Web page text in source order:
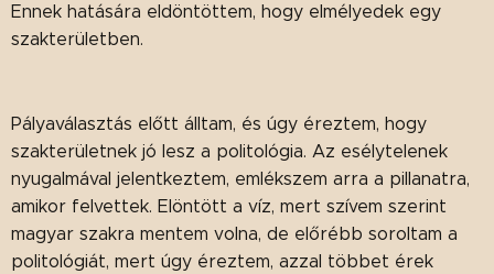
Ennek hatására eldöntöttem, hogy elmélyedek egy
szakterületben.
Pályaválasztás előtt álltam, és úgy éreztem, hogy
szakterületnek jó lesz a politológia. Az esélytelenek
nyugalmával jelentkeztem, emlékszem arra a pillanatra,
amikor felvettek. Elöntött a víz, mert szívem szerint
magyar szakra mentem volna, de előrébb soroltam a
politológiát, mert úgy éreztem, azzal többet érek